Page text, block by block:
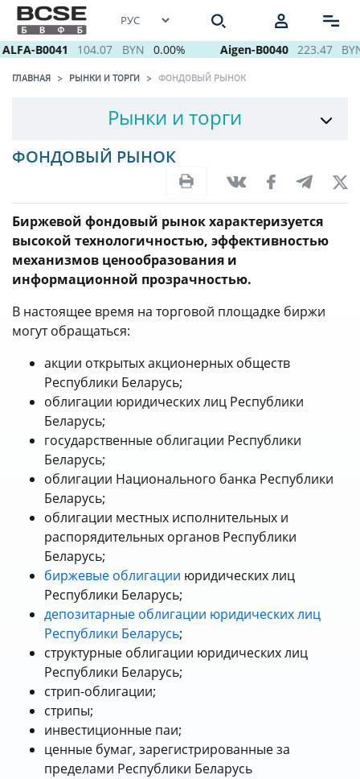
B0041 104.07 BYN 0.00% Aigen-B0040 223.47 BYN
ГЛАВНАЯ РЫНКИ И ТОРГИ ФОНДОВЫЙ РЫНОК
Рынки и торги
ФОНДОВЫЙ РЫНОК
Биржевой фондовый рынок характеризуется
высокой технологичностью, эффективностью
механизмов ценообразования и
информационной прозрачностью.
В настоящее время на торговой площадке биржи
могут обращаться:
акции открытых акционерных обществ
Республики Беларусь;
облигации юридических лиц Республики
Беларусь;
государственные облигации Республики
Беларусь;
облигации Национального банка Республики
Беларусь;
облигации местных исполнительных и
распорядительных органов Республики
Беларусь;
биржевые облигации юридических лиц
Республики Беларусь;
депозитарные облигации юридических лиц
Республики Беларусь;
структурные облигации юридических лиц
Республики Беларусь;
стрип-облигации;
стрипы;
инвестиционные паи;
ценные бумаг, зарегистрированные за
пределами Республики Беларусь